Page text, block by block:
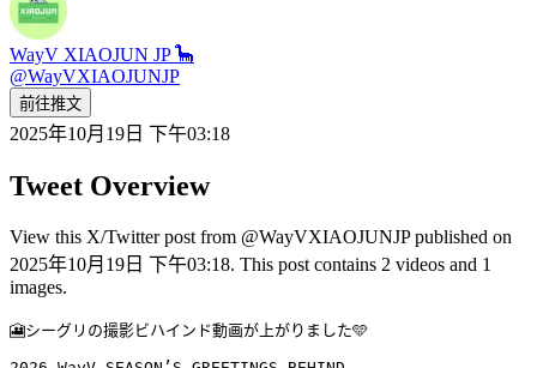
WayV XIAOJUN JP 🦕
@WayVXIAOJUNJP
前往推文
2025年10月19日 下午03:18
Tweet Overview
View this X/Twitter post from @WayVXIAOJUNJP published on
2025年10月19日 下午03:18. This post contains 2 videos and 1
images.
🎦シーグリの撮影ビハインド動画が上がりました🩵